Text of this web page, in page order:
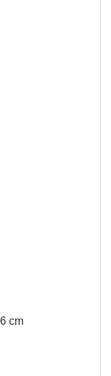
cm